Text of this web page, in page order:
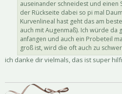
auseinander schneidest und einen
der Rückseite dabei so pi mal
Kurvenlineal hast geht das am
auch mit Augenmaß). Ich würde da
anfangen und auch ein Probeteil
groß ist, wird die oft auch zu
ich danke dir vielmals, das ist super